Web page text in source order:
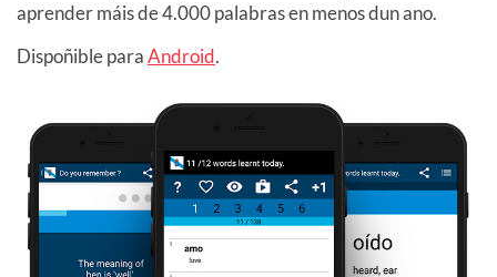
aprender máis de 4.000 palabras en menos dun ano.
Dispoñible paraAndroid.